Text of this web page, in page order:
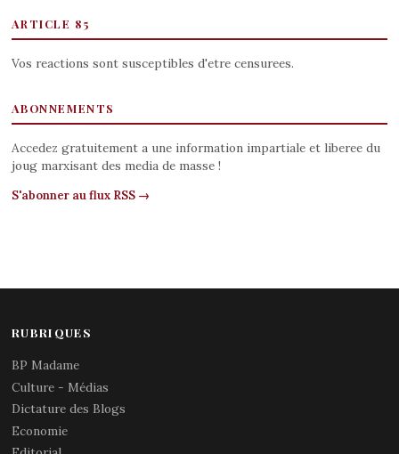
ARTICLE 85
Vos reactions sont susceptibles d'etre censurees.
ABONNEMENTS
Accedez gratuitement a une information impartiale et liberee du
joug marxisant des media de masse !
S'abonner au flux RSS →
RUBRIQUES
BP Madame
Culture - Médias
Dictature des Blogs
Economie